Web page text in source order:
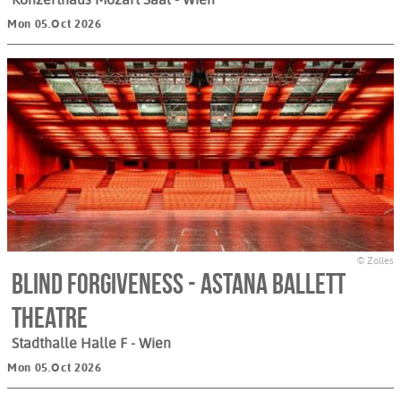
Mon 05.Oct 2026
© Zolles
Blind Forgiveness - Astana Ballett
Theatre
Stadthalle Halle F - Wien
Mon 05.Oct 2026